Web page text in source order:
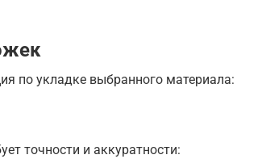
по укладке выбранного материала:
точности и аккуратности: